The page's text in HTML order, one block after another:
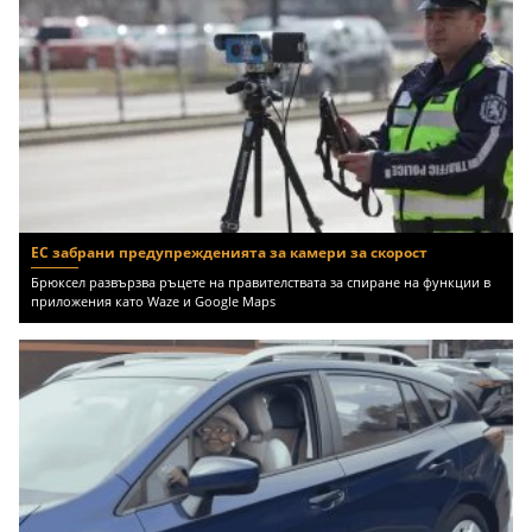
ЕС забрани предупрежденията за камери за скорост
Брюксел развързва ръцете на правителствата за спиране на функции в
приложения като Waze и Google Maps